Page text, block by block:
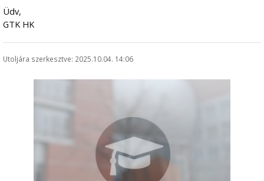
Üdv,
GTK HK
Utoljára szerkesztve: 2025.10.04. 14:06